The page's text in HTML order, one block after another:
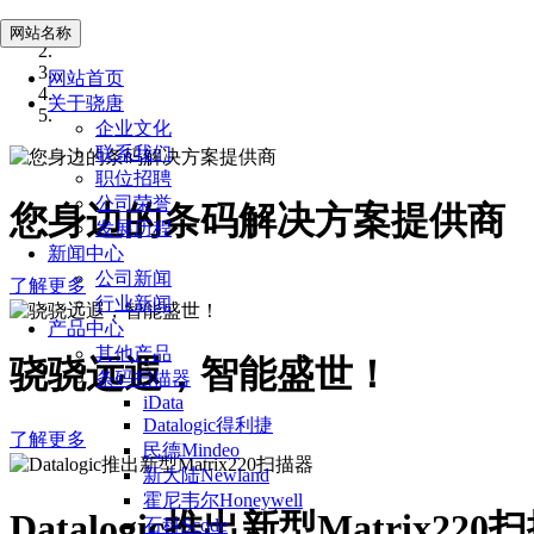
网站名称
网站首页
关于骁唐
企业文化
联系我们
职位招聘
公司荣誉
发展历程
新闻中心
公司新闻
行业新闻
产品中心
其他产品
条码扫描器
iData
Datalogic得利捷
民德Mindeo
新大陆Newland
霍尼韦尔Honeywell
石科Scode
您身边的条码解决方案提供商
了解更多
骁骁远遐，智能盛世！
了解更多